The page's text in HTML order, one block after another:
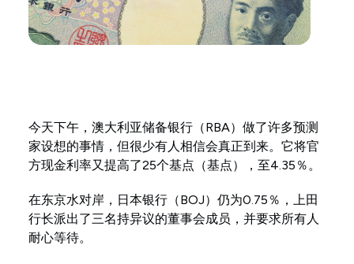
今天下午，澳大利亚储备银行（RBA）做了许多预测
家设想的事情，但很少有人相信会真正到来。它将官
方现金利率又提高了25个基点（基点），至4.35％。
在东京水对岸，日本银行（BOJ）仍为0.75％，上田
行长派出了三名持异议的董事会成员，并要求所有人
耐心等待。